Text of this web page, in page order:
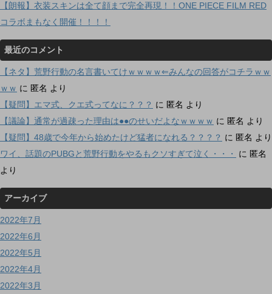
【朗報】衣装スキンは全て顔まで完全再現！！ONE PIECE FILM RED
コラボまもなく開催！！！！
最近のコメント
【ネタ】荒野行動の名言書いてけｗｗｗｗ⇐みんなの回答がコチラｗｗ
ｗｗ に 匿名 より
【疑問】エマ式、クエ式ってなに？？？ に 匿名 より
【議論】通常が過疎った理由は●●のせいだよなｗｗｗｗ に 匿名 より
【疑問】48歳で今年から始めたけど猛者になれる？？？？ に 匿名 より
ワイ、話題のPUBGと荒野行動をやるもクソすぎて泣く・・・
に 匿名
より
アーカイブ
2022年7月
2022年6月
2022年5月
2022年4月
2022年3月